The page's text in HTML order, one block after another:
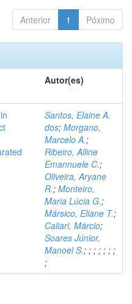
Anterior 1 Póximo
Autor(es)
Santos, Elaine A.
dos; Morgano,
Marcelo A.;
Ribeiro, Alline
Emannuele C.;
Oliveira, Aryane
R.; Monteiro,
Maria Lúcia G.;
Mársico, Eliane T.;
Caliari, Márcio;
Soares Júnior,
Manoel S.; ; ; ; ; ; ;
;